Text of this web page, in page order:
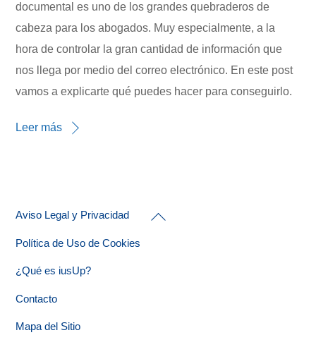
documental es uno de los grandes quebraderos de
cabeza para los abogados. Muy especialmente, a la
hora de controlar la gran cantidad de información que
nos llega por medio del correo electrónico. En este post
vamos a explicarte qué puedes hacer para conseguirlo.
Leer más
Back
Aviso Legal y Privacidad
Política de Uso de Cookies
¿Qué es iusUp?
Contacto
Mapa del Sitio